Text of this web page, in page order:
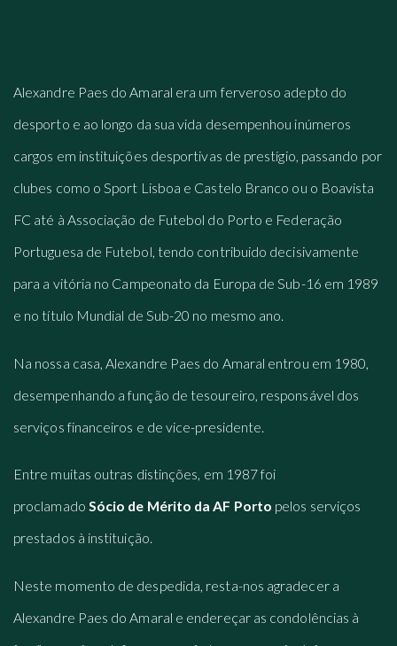
Alexandre Paes do Amaral era um ferveroso adepto do
desporto e ao longo da sua vida desempenhou inúmeros
cargos em instituições desportivas de prestígio, passando por
clubes como o Sport Lisboa e Castelo Branco ou o Boavista
FC até à Associação de Futebol do Porto e Federação
Portuguesa de Futebol, tendo contribuido decisivamente
para a vitória no Campeonato da Europa de Sub-16 em 1989
e no título Mundial de Sub-20 no mesmo ano.
Na nossa casa, Alexandre Paes do Amaral entrou em 1980,
desempenhando a função de tesoureiro, responsável dos
serviços financeiros e de vice-presidente.
Entre muitas outras distinções, em 1987 foi
proclamado Sócio de Mérito da AF Porto pelos serviços
prestados à instituição.
Neste momento de despedida, resta-nos agradecer a
Alexandre Paes do Amaral e endereçar as condolências à